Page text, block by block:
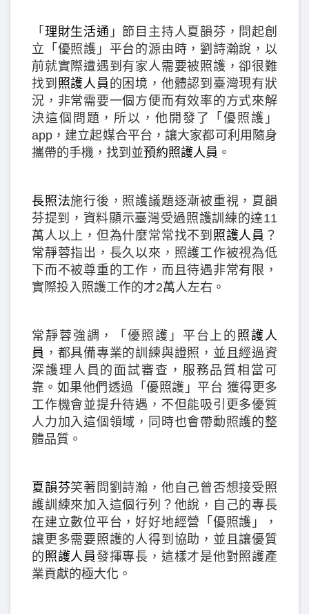
「 理財生活通 」節目主持人夏韻芬，問起創
立「優照護」平台的源由時，劉詩瀚說，以
前就實際遭遇到有家人需要被照護，卻很難
找到 照護人員 的困境，他體認到臺灣現有狀
況，非常需要一個方便而有效率的方式來解
決這個問題，所以，他開發了「優照護」
app，建立起媒合平台，讓大家都可利用隨身
攜帶的手機，找到並預約照護人員 。
長照法施行後，照護議題逐漸被重視，夏韻
芬提到，資料顯示臺灣受過照護訓練的達11
萬人以上，但為什麼常常找不到 照護人員 ？
常靜蓉指出，長久以來，照護工作被視為低
下而不被尊重的工作，而且待遇非常有限，
實際投入照護工作的才2萬人左右。
常靜蓉強調，「優照護」平台上的 照護人
員 ，都具備專業的訓練與證照，並且經過資
深護理人員的面試審查，服務品質相當可
靠。如果他們透過「優照護」平台 獲得更多
工作機會並提升待遇，不但能吸引更多優質
人力加入這個領域，同時也會帶動照護的整
體品質。
夏韻芬笑著問劉詩瀚，他自己曾否想接受照
護訓練來加入這個行列？他說，自己的專長
在建立數位平台，好好地經營「優照護」，
讓更多需要照護的人得到協助，並且讓優質
的照護人員發揮專長，這樣才是他對照護產
業貢獻的極大化。